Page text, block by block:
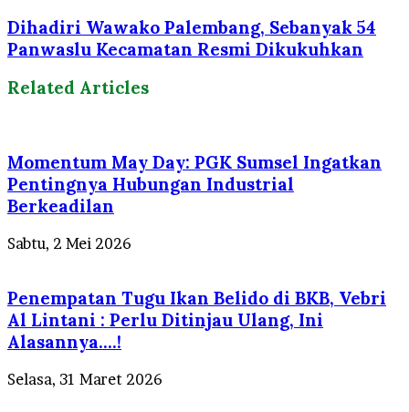
Dihadiri Wawako Palembang, Sebanyak 54
Panwaslu Kecamatan Resmi Dikukuhkan
Related Articles
Momentum May Day: PGK Sumsel Ingatkan
Pentingnya Hubungan Industrial
Berkeadilan
Sabtu, 2 Mei 2026
Penempatan Tugu Ikan Belido di BKB, Vebri
Al Lintani : Perlu Ditinjau Ulang, Ini
Alasannya….!
Selasa, 31 Maret 2026